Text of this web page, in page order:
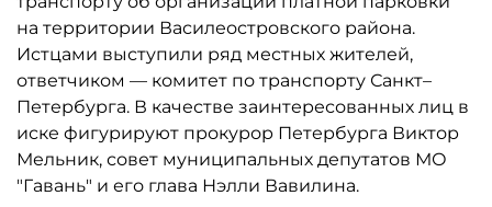
на территории Василеостровского района.
Истцами выступили ряд местных жителей,
ответчиком — комитет по транспорту Санкт–
Петербурга. В качестве заинтересованных лиц в
иске фигурируют прокурор Петербурга Виктор
Мельник, совет муниципальных депутатов МО
"Гавань" и его глава Нэлли Вавилина.